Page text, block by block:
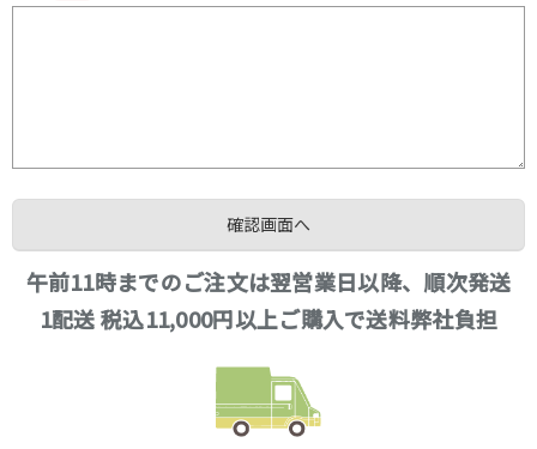
午前11時までのご注文は翌営業日以降、順次発送
1配送 税込11,000円以上ご購入で送料弊社負担